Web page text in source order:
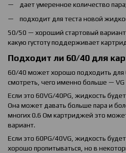
дает умеренное количество пара;
подходит для теста новой
50/50 — хороший стартовый
какую густоту поддерживает
Подходит ли 60/40 для
60/40 может хорошо подходить для
смотреть, чего именно больше — VG
Если это 60VG/40PG, жидкость
Она может давать больше пара и
многих 0.6 Ом картриджей это
вариант.
Если это 60PG/40VG, жидкость
хорошо пропитываться, но в